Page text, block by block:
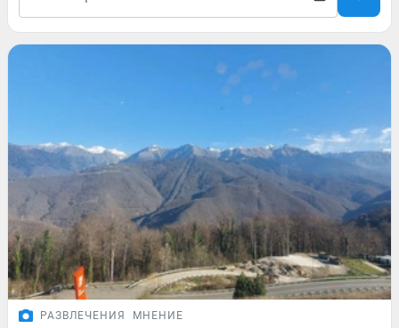
РАЗВЛЕЧЕНИЯ МНЕНИЕ